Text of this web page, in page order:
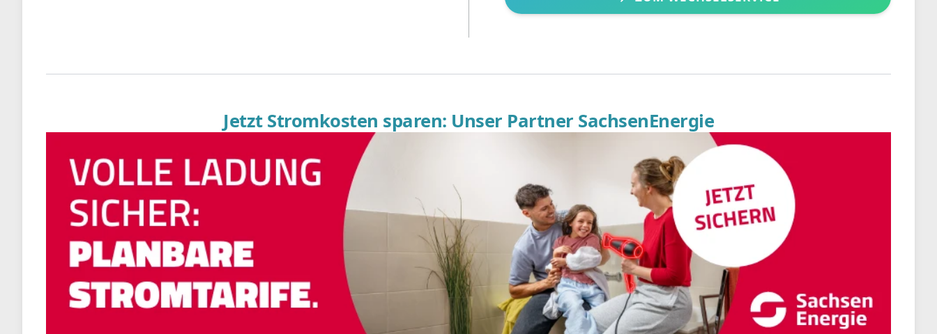
Jetzt Stromkosten sparen: Unser Partner SachsenEnergie